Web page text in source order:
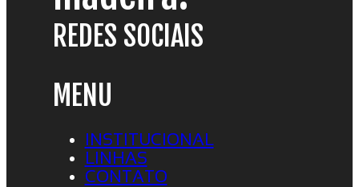
REDES SOCIAIS
MENU
INSTITUCIONAL
LINHAS
CONTATO